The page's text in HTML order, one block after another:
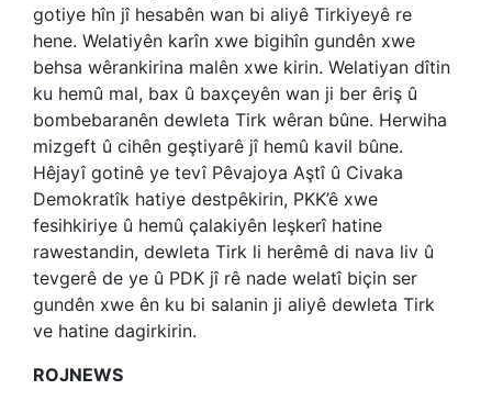
gotiye hîn jî hesabên wan bi aliyê Tirkiyeyê re
hene. Welatiyên karîn xwe bigihîn gundên xwe
behsa wêrankirina malên xwe kirin. Welatiyan dîtin
ku hemû mal, bax û baxçeyên wan ji ber êriş û
bombebaranên dewleta Tirk wêran bûne. Herwiha
mizgeft û cihên geştiyarê jî hemû kavil bûne.
Hêjayî gotinê ye tevî Pêvajoya Aştî û Civaka
Demokratîk hatiye destpêkirin, PKK’ê xwe
fesihkiriye û hemû çalakiyên leşkerî hatine
rawestandin, dewleta Tirk li herêmê di nava liv û
tevgerê de ye û PDK jî rê nade welatî biçin ser
gundên xwe ên ku bi salanin ji aliyê dewleta Tirk
ve hatine dagirkirin.
ROJNEWS